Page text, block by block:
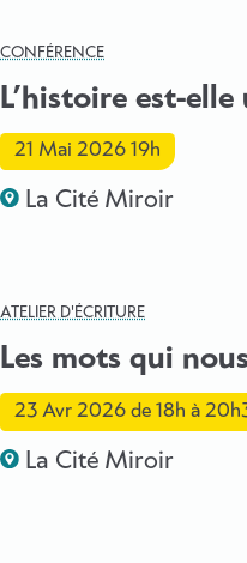
CONFÉRENCE
L’histoire est-
21 Mai 2026 19h
La Cité Miroir
ATELIER D'ÉCRITURE
Les mots qui
23 Avr 2026 de 18h à
La Cité Miroir